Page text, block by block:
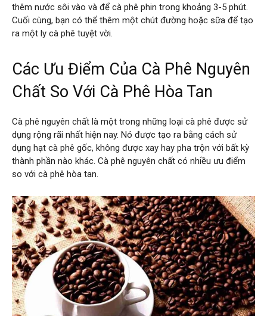
thêm nước sôi vào và để cà phê phin trong khoảng 3-5 phút.
Cuối cùng, bạn có thể thêm một chút đường hoặc sữa để tạo
ra một ly cà phê tuyệt vời.
Các Ưu Điểm Của Cà Phê Nguyên
Chất So Với Cà Phê Hòa Tan
Cà phê nguyên chất là một trong những loại cà phê được sử
dụng rộng rãi nhất hiện nay. Nó được tạo ra bằng cách sử
dụng hạt cà phê gốc, không được xay hay pha trộn với bất kỳ
thành phần nào khác. Cà phê nguyên chất có nhiều ưu điểm
so với cà phê hòa tan.